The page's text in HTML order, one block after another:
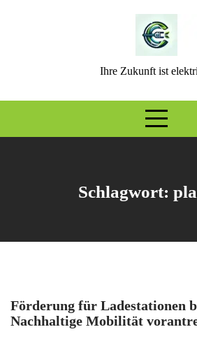
Ihre Zukunft ist
Schlagwort:
Förderung für Ladestationen
Nachhaltige Mobilität